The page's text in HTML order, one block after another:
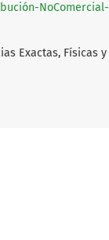
NoComercial-
Exactas, Físicas y